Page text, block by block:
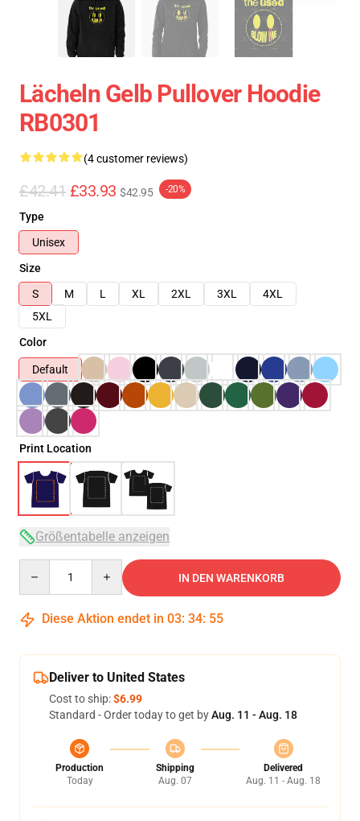
Lächeln Gelb Pullover Hoodie
RB0301
(4 customer reviews)
£42.41 £33.93 $42.95 -20%
Type
Unisex
Size
S
M L XL 2XL 3XL
4XL
5XL
Color
Default
Print Location
Größentabelle anzeigen
IN DEN WARENKORB
Diese Aktion endet in 03: 34: 54
Deliver to United States
Cost to ship:$6.99
Standard - Order today to get byAug. 11 - Aug. 18
Production
Today
Shipping
Aug. 07
Delivered
Aug. 11 - Aug. 18